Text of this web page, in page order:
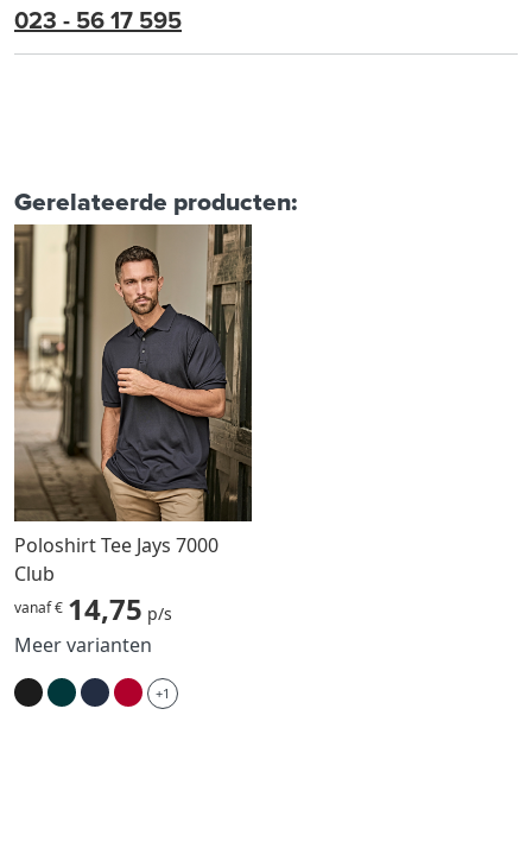
023 - 56 17 595
Gerelateerde producten:
Poloshirt Tee Jays 7000
Club
vanaf € 14,75 p/s
Meer varianten
+1